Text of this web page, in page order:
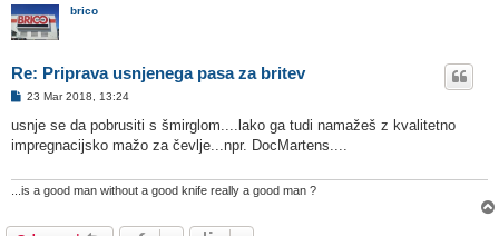
brico
Re: Priprava usnjenega pasa za britev
O
g
v
23 Mar 2018, 13:24
usnje se da pobrusiti s šmirglom....lako ga tudi namažeš z kvalitetno
impregnacijsko mažo za čevlje...npr. DocMartens....
...is a good man without a good knife really a good man ?